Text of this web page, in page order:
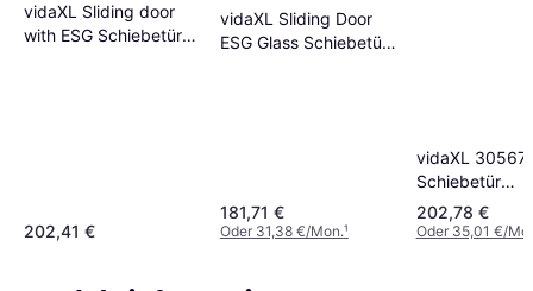
vidaXL Sliding door
with ESG Schiebetür
202,41 €
vidaXL Sliding Door
ESG Glass Schiebetür
181,71 €
Oder 31,38 €/Mon.¹
vidaXL
Schiebetür
(90x205cm)
202,78 €
Oder 35,01 €/